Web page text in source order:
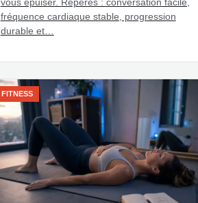
fréquence cardiaque stable, progression
durable et…
FITNESS